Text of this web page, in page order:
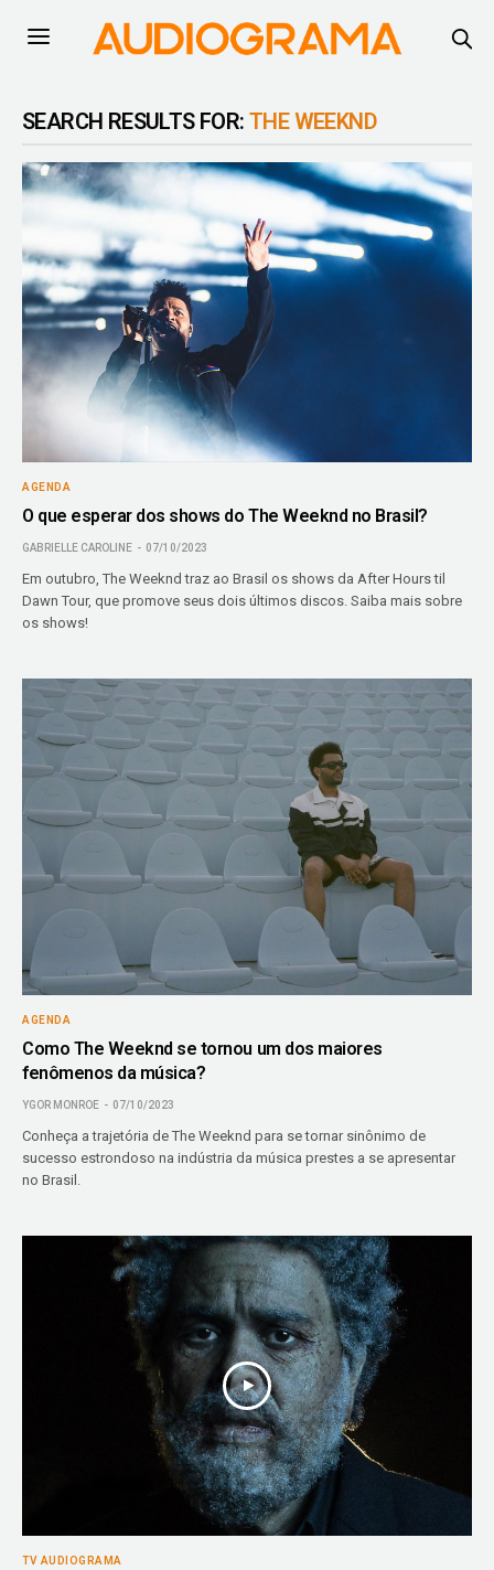
SEARCH RESULTS FOR: THE WEEKND
AGENDA
O que esperar dos shows do The Weeknd no Brasil?
GABRIELLE CAROLINE 07/10/2023
Em outubro, The Weeknd traz ao Brasil os shows da After Hours til
Dawn Tour, que promove seus dois últimos discos. Saiba mais sobre
os shows!
AGENDA
Como The Weeknd se tornou um dos maiores
fenômenos da música?
YGOR MONROE 07/10/2023
Conheça a trajetória de The Weeknd para se tornar sinônimo de
sucesso estrondoso na indústria da música prestes a se apresentar
no Brasil.
TV AUDIOGRAMA